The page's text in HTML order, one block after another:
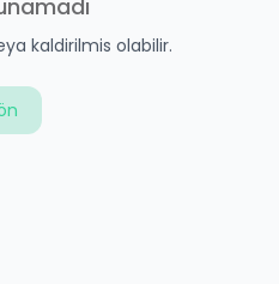
kaldirilmis olabilir.